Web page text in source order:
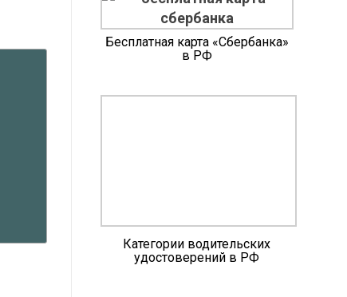
Бесплатная карта «Сбербанка»
в РФ
Категории водительских
удостоверений в РФ